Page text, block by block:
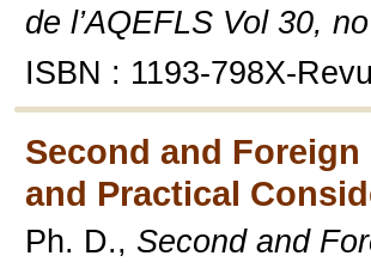
de l’AQEFLS Vol 30,
ISBN : 1193-798X-
Second and
and Practical
Ph. D., Second and